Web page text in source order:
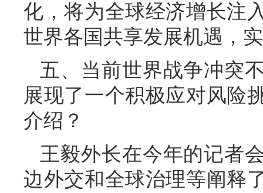
化，将为全球经济增长注
世界各国共享发展机遇，
五、当前世界战争冲突
展现了一个积极应对风险
介绍？
王毅外长在今年的记者
边外交和全球治理等阐释